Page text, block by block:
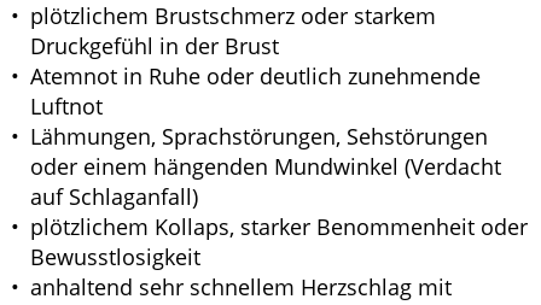
plötzlichem Brustschmerz oder starkem
Druckgefühl in der Brust
Atemnot in Ruhe oder deutlich zunehmende
Luftnot
Lähmungen, Sprachstörungen, Sehstörungen
oder einem hängenden Mundwinkel (Verdacht
auf Schlaganfall)
plötzlichem Kollaps, starker Benommenheit oder
Bewusstlosigkeit
anhaltend sehr schnellem Herzschlag mit